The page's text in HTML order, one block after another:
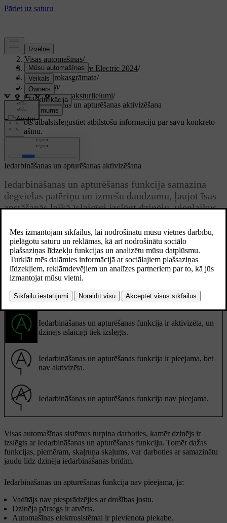
Atbalsts
Visas automašīnas/
XC40 Recharge Pure Electric 2024/
Lietotāja rokasgrāmata/
Braukšana/
Braukšanas raksturlielumi/
Iedarbināšanas un apturēšanas aktivizēšana
Pielāgots atbalstsIegūstiet atbilstošu informāciju par savu konkrēto
automašīnu.
Pierakstīties
Atjaunināts 30.03.2026
Iedarbināšanas un apturēšanas aktivizēšana
Iedarbināšanas un apturēšanas funkcija samazina
degvielas patēriņu un izmešu daudzumu, ļaujot īsas
apstāšanās laikā īslaicīgi izslēgt dzinēju, vienlaikus
Iedarbināšanas un apturēšanas funkcija ļauj īslaicīgi izslēgt dzinēju
īsas apstāšanās laikā, piemēram, apstājoties pie luksofora. Pēc tam,
kad esat gatavs atkal braukt, tā atkal iedarbina dzinēju. Tas palīdz
samazināt degvielas patēriņu un automašīnas izmešu daudzumu.
Iedarbināšanas un apturēšanas funkcijas stāvoklis ir parādīts vadītāja
Iedarbināšanas un apturēšanas funkcija ir aktivizēta, un
dzinējs īslaicīgi tiek izslēgts.
Iedarbināšanas un apturēšanas funkcija ir pieejama, bet
nav aktivizēta.
Iedarbināšanas un apturēšanas funkcija nav pieejama.
Visas automašīnas sistēmas turpina darboties, kamēr dzinējs ir
izslēgts ar Iedarbināšanas un apturēšanas funkciju. Tomēr dažas
funkcijas, piemēram, skaļruņa skaļums, var darboties ar samazinātu
jaudu līdz dzinēja iedarbināšanas brīdim.
Iedarbināšanas un apturēšanas funkcija nav pieejama, ja:
Vadītājs nav piesprādzējies ar drošības jostu.
Dzinēja pārsegs ir atvērts.
Automašīnas elektrosistēmai ir pievienota piekabe.